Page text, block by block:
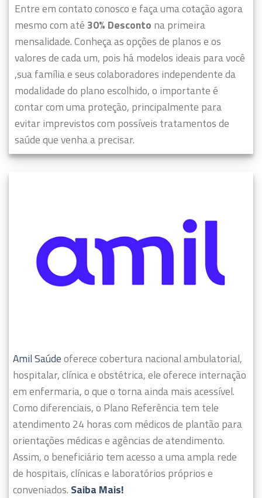
Entre em contato conosco e faça uma cotação agora
mesmo com até 30% Desconto na primeira
mensalidade. Conheça as opções de planos e os
valores de cada um, pois há modelos ideais para você
,sua família e seus colaboradores independente da
modalidade do plano escolhido, o importante é
contar com uma proteção, principalmente para
evitar imprevistos com possíveis tratamentos de
saúde que venha a precisar.
Amil Saúdeoferece cobertura nacional ambulatorial,
hospitalar, clínica e obstétrica, ele oferece internação
em enfermaria, o que o torna ainda mais acessível.
Como diferenciais, o Plano Referência tem tele
atendimento 24 horas com médicos de plantão para
orientações médicas e agências de atendimento.
Assim, o beneficiário tem acesso a uma ampla rede
de hospitais, clínicas e laboratórios próprios e
conveniados. Saiba Mais!